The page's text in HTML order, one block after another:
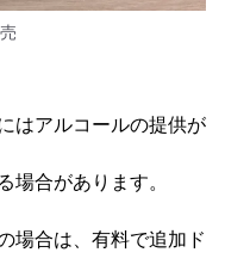
はアルコールの提供が
場合があります。
場合は、有料で追加ド